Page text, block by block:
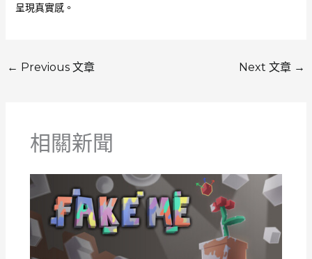
呈現真實感。
← Previous 文章 Next 文章 →
相關新聞